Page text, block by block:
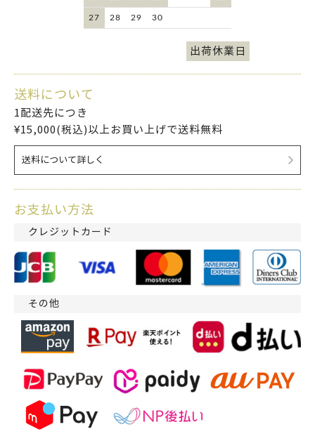
27 28 29 30
出荷休業日
送料について
1配送先につき
¥15,000(税込)以上お買い上げで送料無料
送料について詳しく
お支払い方法
クレジットカード
その他